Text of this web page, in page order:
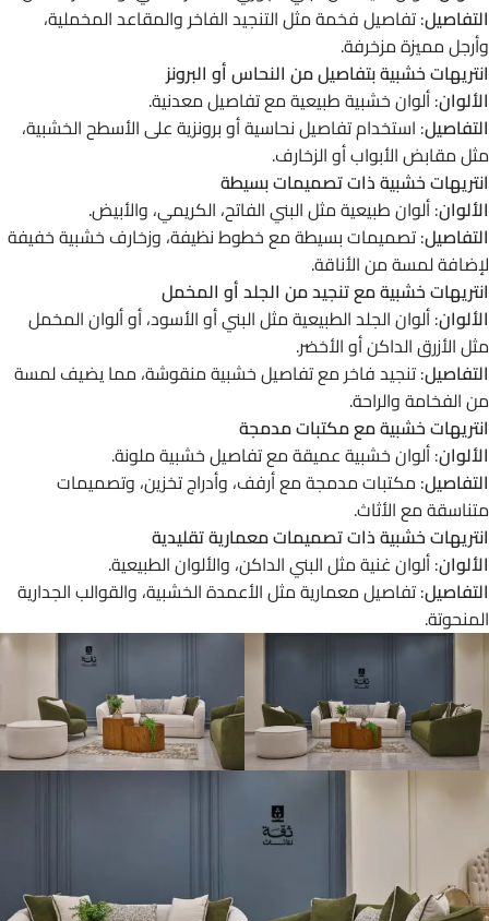
التفاصيل: تفاصيل فخمة مثل التنجيد الفاخر والمقاعد المخملية،
وأرجل مميزة مزخرفة.
انتريهات خشبية بتفاصيل من النحاس أو البرونز
الألوان: ألوان خشبية طبيعية مع تفاصيل معدنية.
التفاصيل: استخدام تفاصيل نحاسية أو برونزية على الأسطح الخشبية،
مثل مقابض الأبواب أو الزخارف.
انتريهات خشبية ذات تصميمات بسيطة
الألوان: ألوان طبيعية مثل البني الفاتح، الكريمي، والأبيض.
التفاصيل: تصميمات بسيطة مع خطوط نظيفة، وزخارف خشبية خفيفة
لإضافة لمسة من الأناقة.
انتريهات خشبية مع تنجيد من الجلد أو المخمل
الألوان: ألوان الجلد الطبيعية مثل البني أو الأسود، أو ألوان المخمل
مثل الأزرق الداكن أو الأخضر.
التفاصيل: تنجيد فاخر مع تفاصيل خشبية منقوشة، مما يضيف لمسة
من الفخامة والراحة.
انتريهات خشبية مع مكتبات مدمجة
الألوان: ألوان خشبية عميقة مع تفاصيل خشبية ملونة.
التفاصيل: مكتبات مدمجة مع أرفف، وأدراج تخزين، وتصميمات
متناسقة مع الأثاث.
انتريهات خشبية ذات تصميمات معمارية تقليدية
الألوان: ألوان غنية مثل البني الداكن، والألوان الطبيعية.
التفاصيل: تفاصيل معمارية مثل الأعمدة الخشبية، والقوالب الجدارية
المنحوتة.